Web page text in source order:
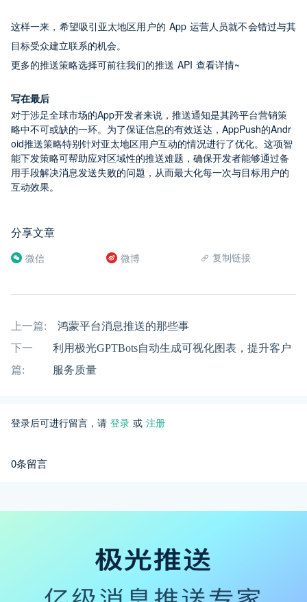
这样一来，希望吸引亚太地区用户的 App 运营人员就不会错过与其
目标受众建立联系的机会。
更多的推送策略选择可前往我们的推送 API 查看详情~
写在最后
对于涉足全球市场的App开发者来说，推送通知是其跨平台营销策
略中不可或缺的一环。为了保证信息的有效送达，AppPush的Andr
oid推送策略特别针对亚太地区用户互动的情况进行了优化。这项智
能下发策略可帮助应对区域性的推送难题，确保开发者能够通过备
用手段解决消息发送失败的问题，从而最大化每一次与目标用户的
互动效果。
分享文章
微信 微博 复制链接
上一篇:
鸿蒙平台消息推送的那些事
下一
篇:
利用极光GPTBots自动生成可视化图表，提升客户
服务质量
登录后可进行留言，请 登录 或 注册
0条留言